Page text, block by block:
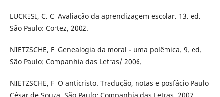
LUCKESI, C. C. Avaliação da aprendizagem escolar. 13. ed.
São Paulo: Cortez, 2002.
NIETZSCHE, F. Genealogia da moral - uma polêmica. 9. ed.
São Paulo: Companhia das Letras/ 2006.
NIETZSCHE, F. O anticristo. Tradução, notas e posfácio Paulo
César de Souza. São Paulo: Companhia das Letras, 2007.